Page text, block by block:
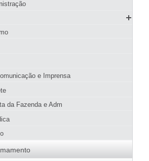
e Sorveterias
Ambiental
e subprodutos florestais
Municipal Dona Ziza
e Imprensa
da Fazenda e Adm